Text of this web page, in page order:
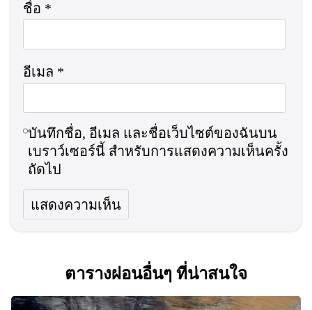
ชื่อ *
อีเมล *
บันทึกชื่อ, อีเมล และชื่อเว็บไซต์ของฉันบน
เบราว์เซอร์นี้ สำหรับการแสดงความเห็นครั้ง
ถัดไป
ตารางผ่อนอื่นๆ ที่น่าสนใจ